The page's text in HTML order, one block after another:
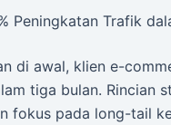
Peningkatan Trafik
di awal, klien e-
tiga bulan. Rincian
fokus pada long-tail